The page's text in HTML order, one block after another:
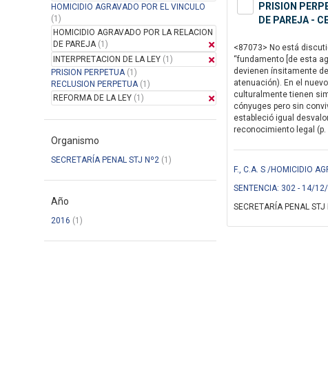
HOMICIDIO AGRAVADO POR EL VINCULO
(1)
HOMICIDIO AGRAVADO POR LA RELACION
DE PAREJA(1)
INTERPRETACION DE LA LEY (1)
PRISION PERPETUA(1)
RECLUSION PERPETUA(1)
REFORMA DE LA LEY (1)
Organismo
SECRETARÍA PENAL STJ Nº2 (1)
Año
2016 (1)
PRISION
DE PAREJA -
<87073> No está
“fundamento [de esta
devienen ínsitamente
atenuación). En el
culturalmente tienen
cónyuges pero sin
estableció igual
reconocimiento legal
F., C.A. S /HOMICIDIO
SENTENCIA: 302 - 14/
SECRETARÍA PENAL STJ